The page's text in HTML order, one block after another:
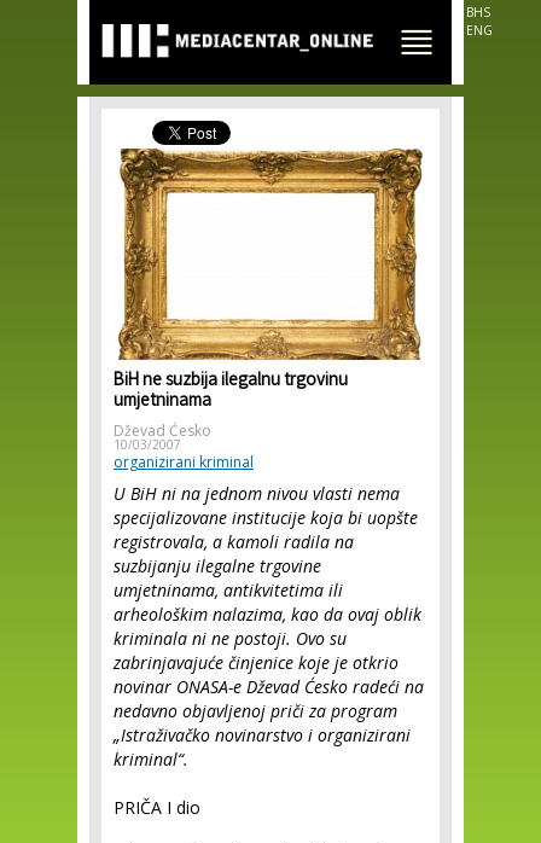
main
content
BHS
ENG
BiH ne suzbija ilegalnu trgovinu
umjetninama
Dževad Ćesko
10/03/2007
organizirani kriminal
U BiH ni na jednom nivou vlasti nema
specijalizovane institucije koja bi uopšte
registrovala, a kamoli radila na
suzbijanju ilegalne trgovine
umjetninama, antikvitetima ili
arheološkim nalazima, kao da ovaj oblik
kriminala ni ne postoji. Ovo su
zabrinjavajuće činjenice koje je otkrio
novinar ONASA-e Dževad Ćesko radeći na
nedavno objavljenoj priči za program
„Istraživačko novinarstvo i organizirani
kriminal“.
PRIČA I dio